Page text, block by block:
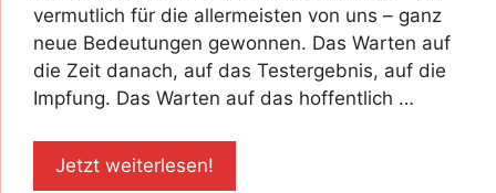
vermutlich für die allermeisten von uns – ganz
neue Bedeutungen gewonnen. Das Warten auf
die Zeit danach, auf das Testergebnis, auf die
Impfung. Das Warten auf das hoffentlich …
Jetzt weiterlesen!